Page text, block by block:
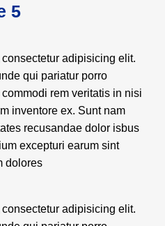
5
adipisicing elit.
qui pariatur porro
rem veritatis in nisi
inventore ex. Sunt nam
recusandae dolor isbus
excepturi earum sint
dolores
adipisicing elit.